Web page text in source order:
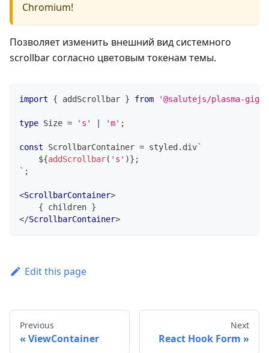
Chromium!
Позволяет изменить внешний вид системного
scrollbar согласно цветовым токенам темы.
import { addScrollbar } from '@salutejs/plasma-giga'
type Size = 's' 'm' ;
const ScrollbarContainer = styled . div`
${addScrollbar( 's' )} ;
` ;
<ScrollbarContainer>
{ children }
</ScrollbarContainer>
Edit this page
Previous
ViewContainer
Next
React Hook Form